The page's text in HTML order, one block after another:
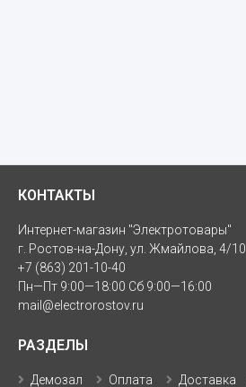
КОНТАКТЫ
Интернет-магазин "Электротовары"
г. Ростов-на-Дону, ул. Жмайлова, 4/10
+7 (863) 201-10-40
Пн—Пт 9:00—18:00 Сб 9:00—16:00
mail@electrorostov.ru
РАЗДЕЛЫ
Демозал Оплата Доставка